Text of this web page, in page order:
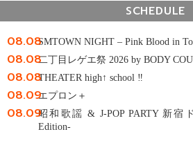
SCHEDULE
08.08SMTOWN NIGHT – Pink Blood in
08.08二丁目レゲエ祭 2026 by BODY
08.08THEATER high↑ school ‼
08.09エプロン＋
08.09昭和歌謡 & J-POP PARTY 新宿
Edition-